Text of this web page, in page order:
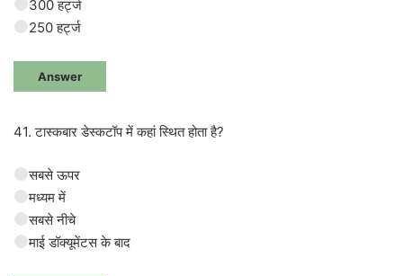
300 हर्ट्ज
250 हर्ट्ज
Answer
41. टास्कबार डेस्कटॉप में कहां स्थित होता है?
सबसे ऊपर
मध्यम में
सबसे नीचे
माई डॉक्यूमेंटस के बाद